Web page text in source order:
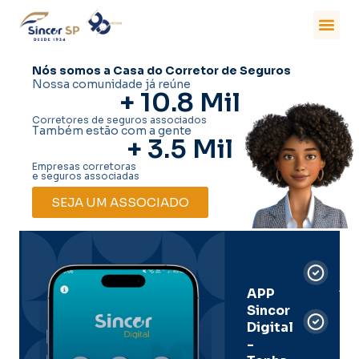
Nós somos a Casa do Corretor de Seguros
Nossa comunidade já reúne
+ 10.8 Mil
Corretores de seguros associados
Também estão com a gente
+ 3.5 Mil
Empresas corretoras
e seguros associadas
SEJA UM ASSOCIADO
APP
Sincor
Digital
-